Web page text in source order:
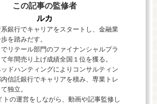
この記事の監修者
ルカ
銀行でキャリアをスタートし、金融業
を踏みだす。
でリテール部門のファイナンシャルプラ
年間売り上げ成績全国１位を獲る。
ドハンティングによりコンサルティン
信託銀行でキャリアを積み、専業トレ
独立。
トの運営をしながら、動画や記事監修し